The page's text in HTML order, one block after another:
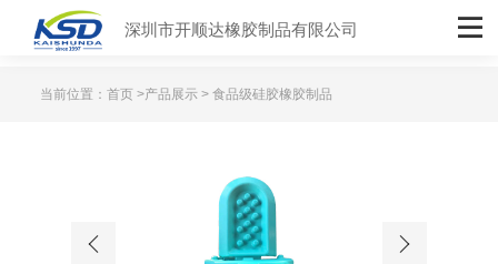
深圳市开顺达橡胶制品有限公司
当前位置： 首页>产品展示> 食品级硅胶橡胶制品